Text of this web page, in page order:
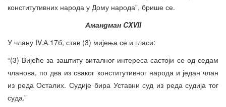
конститутивних народа у Дому народа”, брише се.
Амандман CXVII
У члану IV.А.17б, став (3) мијења се и гласи:
“(3) Вијеће за заштиту виталног интереса састоји се од седам
чланова, по два из сваког конститутивног народа и један члан
из реда Осталих. Судије бира Уставни суд из реда судија тог
суда.”